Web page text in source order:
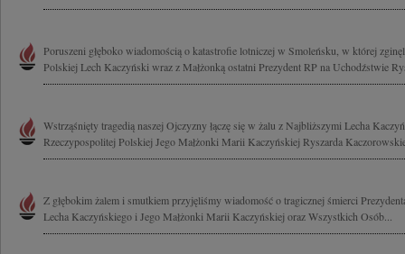
Poruszeni głęboko wiadomością o katastrofie lotniczej w Smoleńsku, w której
Polskiej Lech Kaczyński wraz z Małżonką ostatni Prezydent RP na Uchodźstwie
Wstrząśnięty tragedią naszej Ojczyzny łączę się w żalu z Najbliższymi Lecha
Rzeczypospolitej Polskiej Jego Małżonki Marii Kaczyńskiej Ryszarda
Z głębokim żalem i smutkiem przyjęliśmy wiadomość o tragicznej śmierci
Lecha Kaczyńskiego i Jego Małżonki Marii Kaczyńskiej oraz Wszystkich Osób...